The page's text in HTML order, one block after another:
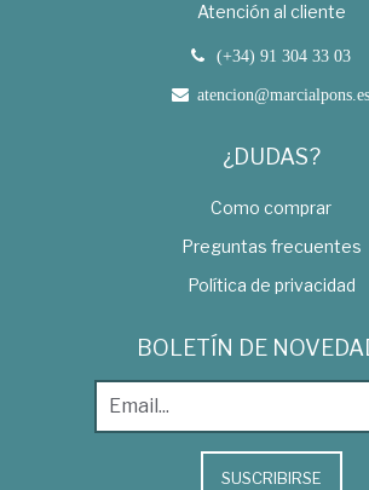
Atención al cliente
(+34) 91 304 33 03
atencion@marcialpons.es
¿DUDAS?
Como comprar
Preguntas frecuentes
Política de privacidad
BOLETÍN DE
SUSCRIBIRSE